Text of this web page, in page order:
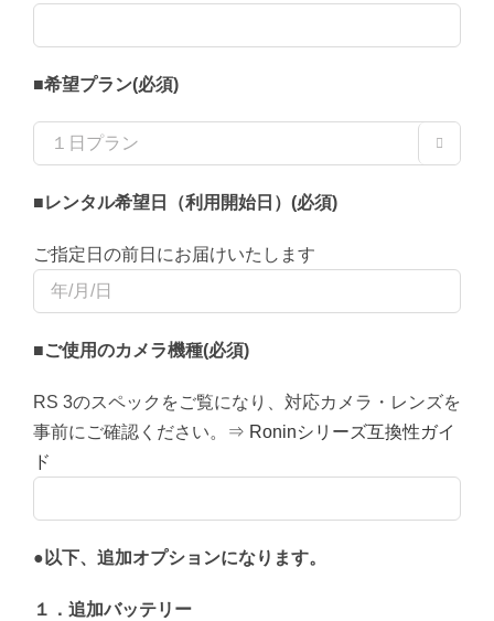
■希望プラン(必須)

■レンタル希望日（利用開始日）(必須)
ご指定日の前日にお届けいたします
■ご使用のカメラ機種(必須)
RS 3のスペックをご覧になり、対応カメラ・レンズを
事前にご確認ください。⇒ Roninシリーズ互換性ガイ
ド
●以下、追加オプションになります。
１．追加バッテリー